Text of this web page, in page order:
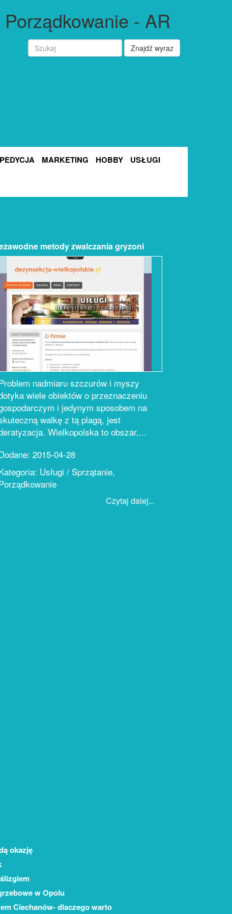
- AR
Znajdź wyraz
MARKETING HOBBY USŁUGI
metody zwalczania gryzoni
nadmiaru szczurów i myszy
wiele obiektów o przeznaczeniu
i jedynym sposobem na
walkę z tą plagą, jest
Wielkopolska to obszar,...
2015-04-28
Usługi / Sprzątanie,
Czytaj dalej...
okazję
w Opolu
Ciechanów- dlaczego warto